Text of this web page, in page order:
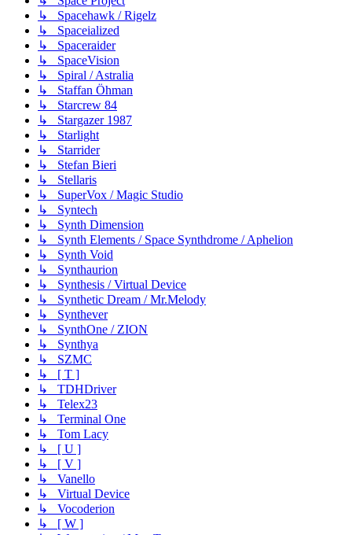
↳ Spacehawk / Rigelz
↳ Spaceialized
↳ Spaceraider
↳ SpaceVision
↳ Spiral / Astralia
↳ Staffan Öhman
↳ Starcrew 84
↳ Stargazer 1987
↳ Starlight
↳ Starrider
↳ Stefan Bieri
↳ Stellaris
↳ SuperVox / Magic Studio
↳ Syntech
↳ Synth Dimension
↳ Synth Elements / Space Synthdrome / Aphelion
↳ Synth Void
↳ Synthaurion
↳ Synthesis / Virtual Device
↳ Synthetic Dream / Mr.Melody
↳ Synthever
↳ SynthOne / ZION
↳ Synthya
↳ SZMC
↳ [ T ]
↳ TDHDriver
↳ Telex23
↳ Terminal One
↳ Tom Lacy
↳ [ U ]
↳ [ V ]
↳ Vanello
↳ Virtual Device
↳ Vocoderion
↳ [ W ]